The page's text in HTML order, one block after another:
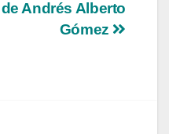
de Andrés Alberto
Gómez